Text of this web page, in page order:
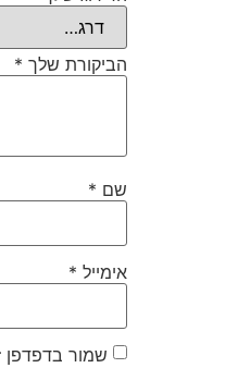
הביקורת שלך *
שם *
אימייל *
שמור